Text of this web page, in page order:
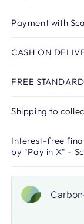
Payment with
CASH ON
FREE
Shipping to
Interest-free
by "Pay in X" -